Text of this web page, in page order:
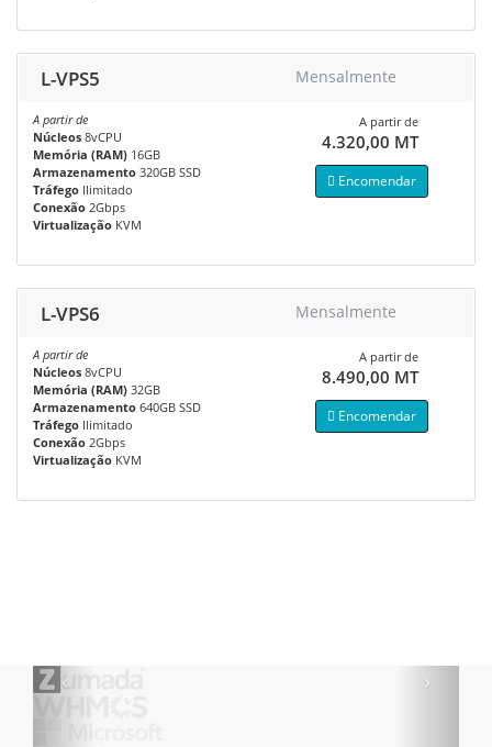
L-VPS5 Mensalmente
A partir de
Núcleos 8vCPU
Memória (RAM) 16GB
Armazenamento 320GB SSD
Tráfego Ilimitado
Conexão 2Gbps
Virtualização KVM
A partir de
4.320,00 MT
Encomendar
L-VPS6 Mensalmente
A partir de
Núcleos 8vCPU
Memória (RAM) 32GB
Armazenamento 640GB SSD
Tráfego Ilimitado
Conexão 2Gbps
Virtualização KVM
A partir de
8.490,00 MT
Encomendar
‹ ›